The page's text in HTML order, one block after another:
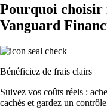
Pourquoi choisir
Vanguard
Bénéficiez de frais clairs
Suivez vos coûts réels :
cachés et gardez un